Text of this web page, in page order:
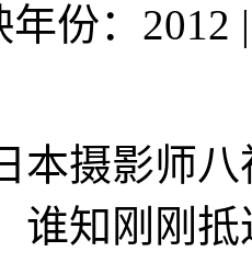
年份：2012 |
本摄影师
谁知刚刚